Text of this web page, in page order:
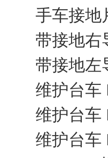
手车接地
带接地右
带接地左
维护台车
维护台车
维护台车